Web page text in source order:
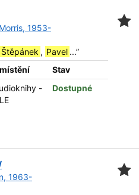
1953-
Štěpánek , Pavel ...”
Stav
-
Dostupné
1963-